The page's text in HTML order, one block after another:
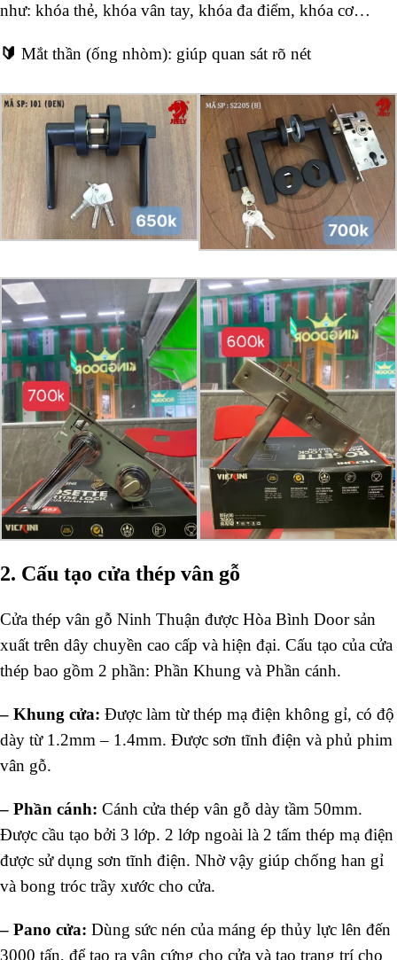
như: khóa thẻ, khóa vân tay, khóa đa điểm, khóa cơ…
🔰 Mắt thần (ống nhòm): giúp quan sát rõ nét
2. Cấu tạo cửa thép vân gỗ
Cửa thép vân gỗ Ninh Thuận được Hòa Bình Door sản
xuất trên dây chuyền cao cấp và hiện đại. Cấu tạo của cửa
thép bao gồm 2 phần: Phần Khung và Phần cánh.
– Khung cửa: Được làm từ thép mạ điện không gỉ, có độ
dày từ 1.2mm – 1.4mm. Được sơn tĩnh điện và phủ phim
vân gỗ.
– Phần cánh: Cánh cửa thép vân gỗ dày tầm 50mm.
Được cầu tạo bởi 3 lớp. 2 lớp ngoài là 2 tấm thép mạ điện
được sử dụng sơn tĩnh điện. Nhờ vậy giúp chống han gỉ
và bong tróc trầy xước cho cửa.
– Pano cửa: Dùng sức nén của máng ép thủy lực lên đến
3000 tấn, để tạo ra vân cứng cho cửa và tạo trang trí cho